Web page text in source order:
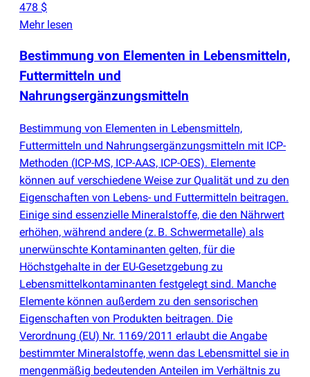
478 $
Mehr lesen
Bestimmung von Elementen in Lebensmitteln,
Futtermitteln und
Nahrungsergänzungsmitteln
Bestimmung von Elementen in Lebensmitteln,
Futtermitteln und Nahrungsergänzungsmitteln mit ICP-
Methoden (ICP-MS, ICP-AAS, ICP-OES). Elemente
können auf verschiedene Weise zur Qualität und zu den
Eigenschaften von Lebens- und Futtermitteln beitragen.
Einige sind essenzielle Mineralstoffe, die den Nährwert
erhöhen, während andere (z. B. Schwermetalle) als
unerwünschte Kontaminanten gelten, für die
Höchstgehalte in der EU-Gesetzgebung zu
Lebensmittelkontaminanten festgelegt sind. Manche
Elemente können außerdem zu den sensorischen
Eigenschaften von Produkten beitragen. Die
Verordnung (EU) Nr. 1169/2011 erlaubt die Angabe
bestimmter Mineralstoffe, wenn das Lebensmittel sie in
mengenmäßig bedeutenden Anteilen im Verhältnis zu